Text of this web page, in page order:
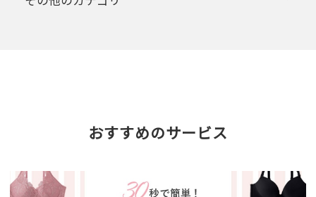
おすすめのサービス